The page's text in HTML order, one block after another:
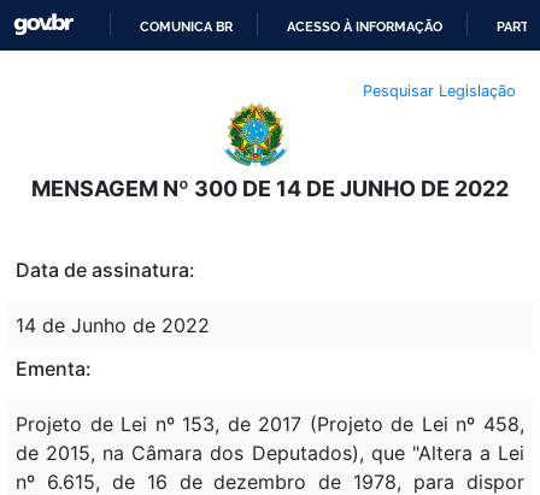
O
CONTEÚDO
COMUNICA BR ACESSO À INFORMAÇÃO
Pesquisar Legislação
MENSAGEM Nº 300 DE 14 DE JUNHO DE 2022
Data de assinatura:
14 de Junho de 2022
Ementa:
Projeto de Lei nº 153, de 2017 (Projeto de Lei nº 458,
de 2015, na Câmara dos Deputados), que "Altera a Lei
nº 6.615, de 16 de dezembro de 1978, para dispor